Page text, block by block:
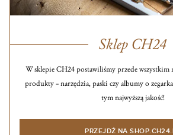
Sklep CH24
W sklepie CH24 postawiliśmy przede
produkty – narzędzia, paski czy albumy o
tym najwyższą jakość!
PRZEJDŹ NA